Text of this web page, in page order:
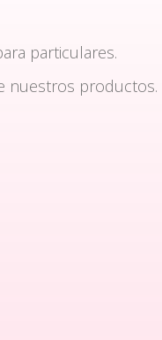
particulares.
nuestros productos.